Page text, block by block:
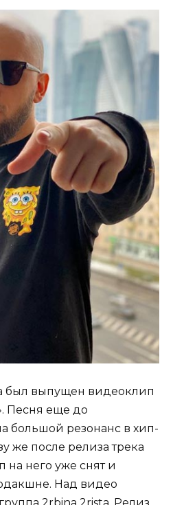
был выпущен видеоклип
Песня еще до
большой резонанс в хип-
же после релиза трека
на него уже снят и
Над видео